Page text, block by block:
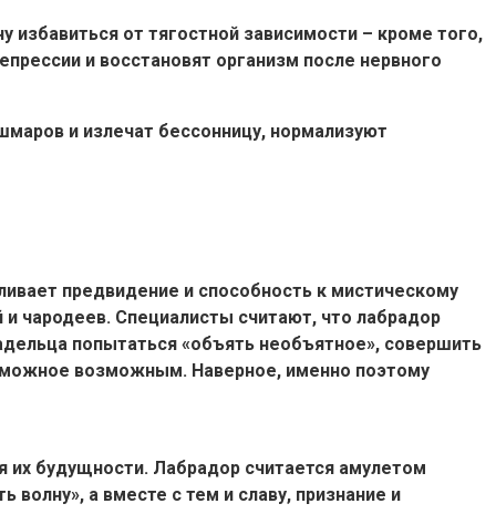
от тягостной зависимости – кроме того,
и восстановят организм после нервного
и излечат бессонницу, нормализуют
предвидение и способность к мистическому
чародеев. Специалисты считают, что лабрадор
попытаться «объять необъятное», совершить
возможным. Наверное, именно поэтому
будущности. Лабрадор считается амулетом
а вместе с тем и славу, признание и